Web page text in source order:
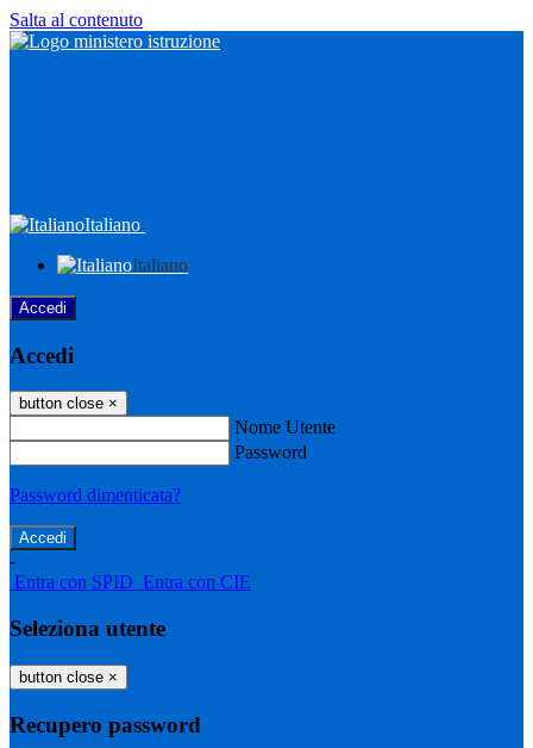
Salta al contenuto
Italiano
Italiano
Accedi
Accedi
button close ×
Nome Utente
Password
Password dimenticata?
-
Entra con SPID Entra con CIE
Seleziona utente
button close ×
Recupero password